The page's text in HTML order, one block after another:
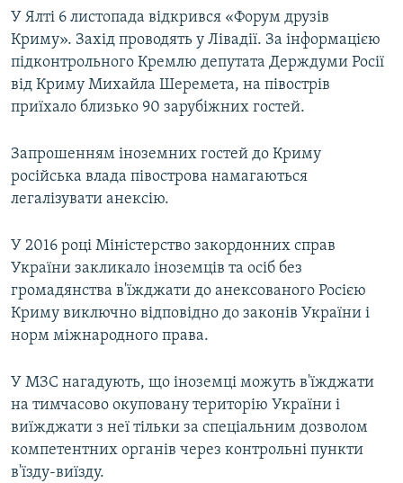
У Ялті 6 листопада відкрився «Форум друзів
Криму». Захід проводять у Лівадії. За інформацією
підконтрольного Кремлю депутата Держдуми Росії
від Криму Михайла Шеремета, на півострів
приїхало близько 90 зарубіжних гостей.
Запрошенням іноземних гостей до Криму
російська влада півострова намагаються
легалізувати анексію.
У 2016 році Міністерство закордонних справ
України закликало іноземців та осіб без
громадянства в'їжджати до анексованого Росією
Криму виключно відповідно до законів України і
норм міжнародного права.
У МЗС нагадують, що іноземці можуть в'їжджати
на тимчасово окуповану територію України і
виїжджати з неї тільки за спеціальним дозволом
компетентних органів через контрольні пункти
в'їзду-виїзду.